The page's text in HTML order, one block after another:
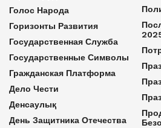
Голос Народа
Горизонты Развития
Государственная Служба
Государственные Символы
Гражданская Платформа
Дело Чести
Денсаулық
День Защитника Отечества